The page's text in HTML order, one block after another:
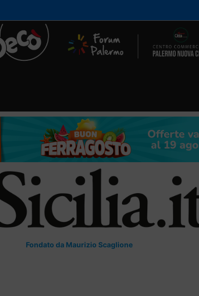
Fondato da Maurizio Scaglione